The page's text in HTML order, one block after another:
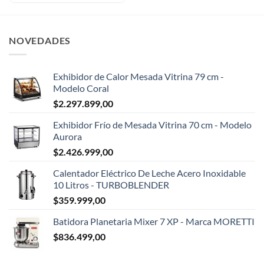
NOVEDADES
Exhibidor de Calor Mesada Vitrina 79 cm -
Modelo Coral
$2.297.899,00
Exhibidor Frío de Mesada Vitrina 70 cm - Modelo
Aurora
$2.426.999,00
Calentador Eléctrico De Leche Acero Inoxidable
10 Litros - TURBOBLENDER
$359.999,00
Batidora Planetaria Mixer 7 XP - Marca MORETTI
$836.499,00